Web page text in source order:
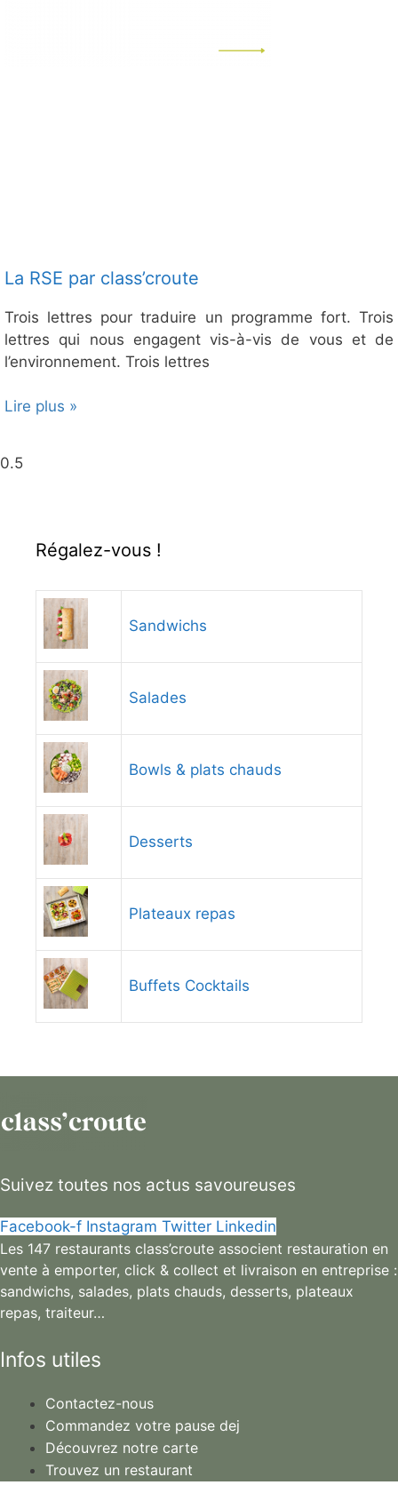
La RSE par class’croute
Trois lettres pour traduire un programme fort. Trois
lettres qui nous engagent vis-à-vis de vous et de
l’environnement. Trois lettres
Lire plus »
Régalez-vous !
Sandwichs
Salades
Bowls & plats chauds
Desserts
Plateaux repas
Buffets Cocktails
Suivez toutes nos actus savoureuses
Facebook-f Instagram Twitter Linkedin
Les 147 restaurants class’croute associent restauration en
vente à emporter, click & collect et livraison en entreprise :
sandwichs, salades, plats chauds, desserts, plateaux
repas, traiteur…
Infos utiles
Contactez-nous
Commandez votre pause dej
Découvrez notre carte
Trouvez un restaurant